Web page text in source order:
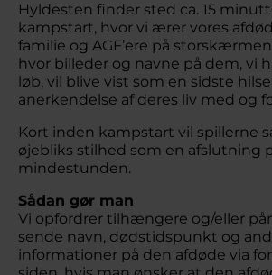
Hyldesten finder sted ca. 15
kampstart, hvor vi ærer vores
familie og AGF’ere på
hvor billeder og navne på dem, vi
løb, vil blive vist som en sidste
anerkendelse af deres liv med og
Kort inden kampstart vil spillerne
øjebliks stilhed som en afslutning
mindestunden.
Sådan gør man
Vi opfordrer tilhængere og/eller
sende navn, dødstidspunkt og
informationer på den afdøde via